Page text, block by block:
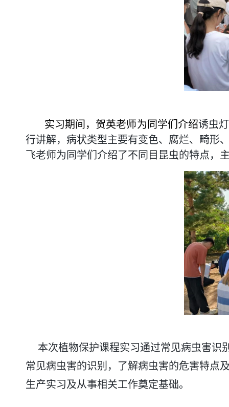
实习期间，贺英老师为同学们介绍诱虫
行讲解，病状类型主要有变色、腐烂、畸形
飞老师为同学们介绍了不同目昆虫的特点
本次植物保护课程实习通过常见病虫害识
常见病虫害的识别，了解病虫害的危害特点
生产实习及从事相关工作奠定基础。